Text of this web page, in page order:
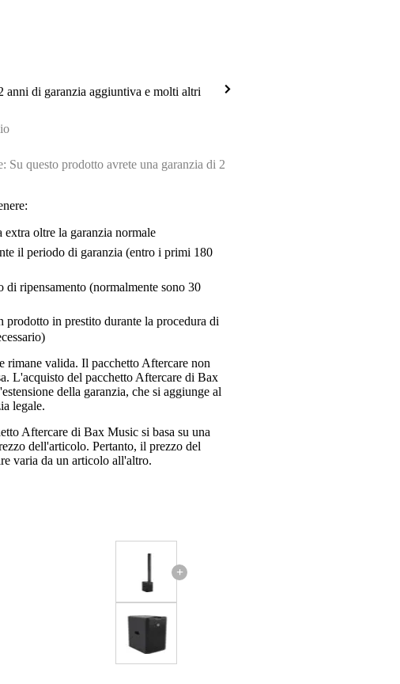
anni di garanzia aggiuntiva e molti altri
Su questo prodotto avrete una garanzia di 2
extra oltre la garanzia normale
il periodo di garanzia (entro i primi 180
ripensamento (normalmente sono 30
prodotto in prestito durante la procedura di
rimane valida. Il pacchetto Aftercare non
L'acquisto del pacchetto Aftercare di Bax
della garanzia, che si aggiunge al
legale.
Aftercare di Bax Music si basa su una
dell'articolo. Pertanto, il prezzo del
varia da un articolo all'altro.
+